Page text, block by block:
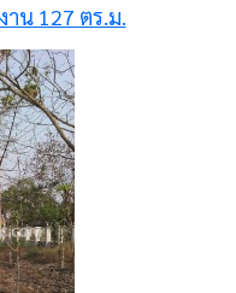
น 127 ตร.ม.